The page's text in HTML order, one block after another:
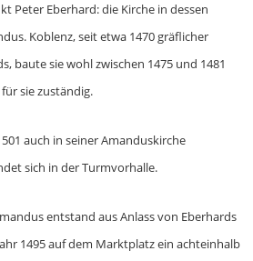
Peter Eberhard: die Kirche in dessen
Koblenz, seit etwa 1470 gräflicher
baute sie wohl zwischen 1475 und 1481
sie zuständig.
auch in seiner Amanduskirche
sich in der Turmvorhalle.
entstand aus Anlass von Eberhards
1495 auf dem Marktplatz ein achteinhalb